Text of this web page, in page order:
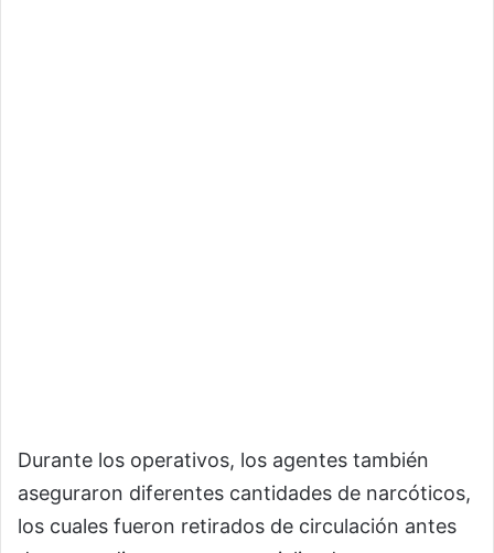
Durante los operativos, los agentes también
aseguraron diferentes cantidades de narcóticos,
los cuales fueron retirados de circulación antes